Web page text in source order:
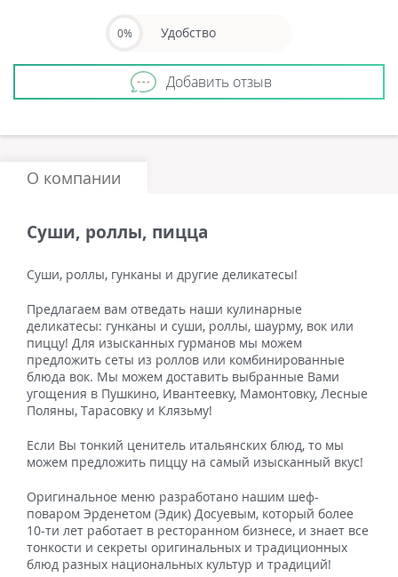
0% Удобство
Добавить отзыв
О компании
Суши, роллы, пицца
Суши, роллы, гунканы и другие деликатесы!
​Предлагаем вам отведать наши кулинарные
деликатесы: гунканы и суши, роллы, шаурму, вок или
пиццу! Для изысканных гурманов мы можем
предложить сеты из роллов или комбинированные
блюда вок. Мы можем доставить выбранные Вами
угощения в Пушкино, Ивантеевку, Мамонтовку, Лесные
Поляны, Тарасовку и Клязьму!
​Если Вы тонкий ценитель итальянских блюд, то мы
можем предложить пиццу на самый изысканный вкус!
Оригинальное меню разработано нашим шеф-
поваром Эрденетом (Эдик) Досуевым, который более
10-ти лет работает в ресторанном бизнесе, и знает все
тонкости и секреты оригинальных и традиционных
блюд разных национальных культур и традиций!